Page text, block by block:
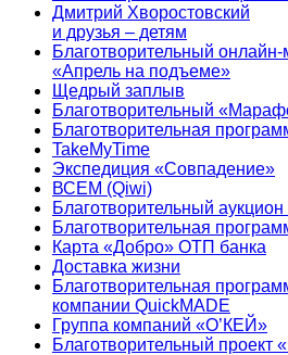
Дмитрий Хворостовский
и друзья – детям
Благотворительный
«Апрель на подъеме»
Щедрый заплыв
Благотворительный
Благотворительная
TakeMyTime
Экспедиция «Совпадение»
ВСЕМ (Qiwi)
Благотворительный
Благотворительная
Карта «Добро» ОТП банка
Доставка жизни
Благотворительная
компании QuickMADE
Группа компаний «О’КЕЙ»
Благотворительный проект